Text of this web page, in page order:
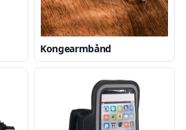
Kongearmbånd